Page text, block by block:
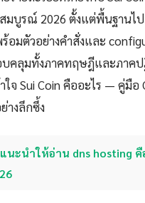
บูรณ์ 2026 ตั้งแต่พื้นฐานไ
ร้อมตัวอย่างคำสั่งและ
คลุมทั้งภาคทฤษฎีและภาค
ใจ Sui Coin คืออะไร — คู่มือ
างลึกซึ้ง
แนะนำให้อ่าน dns hosting